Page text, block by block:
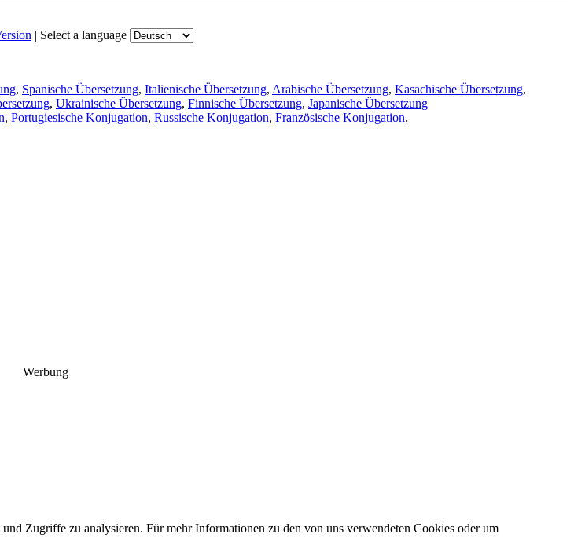
| Select a language
, Spanische Übersetzung, Italienische Übersetzung, Arabische Übersetzung, Kasachische Übersetzung,
, Ukrainische Übersetzung, Finnische Übersetzung, Japanische Übersetzung
, Portugiesische Konjugation, Russische Konjugation, Französische Konjugation.
Werbung
Zugriffe zu analysieren. Für mehr Informationen zu den von uns verwendeten Cookies oder um